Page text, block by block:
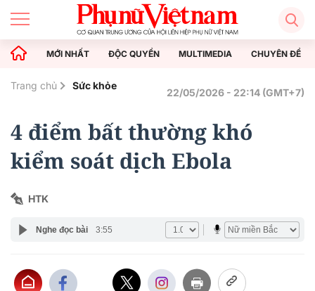
MỚI NHẤT ĐỘC QUYỀN MULTIMEDIA CHUYÊN ĐỀ
Trang chủ Sức khỏe
22/05/2026 - 22:14 (GMT+7)
4 điểm bất thường khó
kiểm soát dịch Ebola
HTK
Nghe đọc bài 3:55